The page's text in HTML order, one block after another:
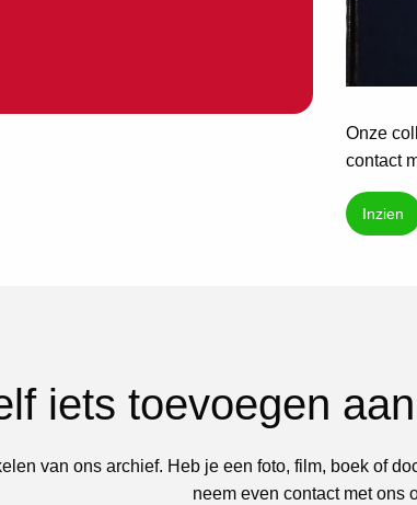
Onze
contact
Inzien
iets toevoegen
van ons archief. Heb je een foto, film, boek of
neem even contact met ons